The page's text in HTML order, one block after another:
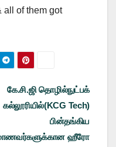
all of them got
கே.சி.ஜி தொழில்நுட்பக்
கல்லூரியில்(KCG Tech)
பின்தங்கிய
ஹீரோ